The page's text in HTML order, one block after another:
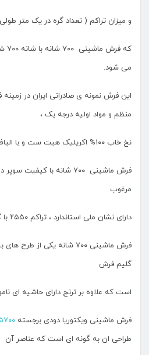
و میزان تراکم ( تعداد گره در یک متر
می شود.
این فرش نمونه ی صادراتی ایران در
منظم و مواد اولیه درجه یک ،
نخ خاب ۱۰۰% اکریلیک هیت ست و با الیاف کیفی A+ بافت شده است .
فرش ماشینی ۷۰۰ شانه با
مرغوب
دارای نشان ملی استاندارد ، تراکم ۲۵۵۰ با گارانتی ۵ ساله است .
فرش ماشینی ۷۰۰ شانه یکی از
گلیم فرش
است که علاوه بر ترنج دارای حاشیه ای
فرش ماشینی ویکتوریا دودی برجسته ۷۰۰شانه
طراحی ان به گونه ای است که عناصر آن